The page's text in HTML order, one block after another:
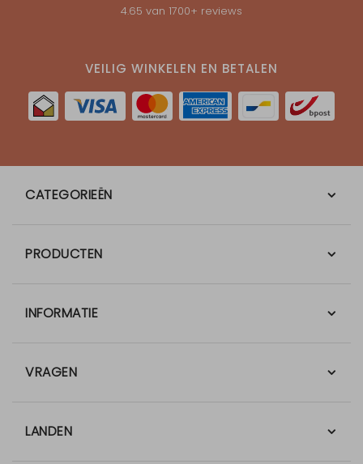
4.65 van 1700+ reviews
VEILIG WINKELEN EN BETALEN
CATEGORIEËN
PRODUCTEN
INFORMATIE
VRAGEN
LANDEN